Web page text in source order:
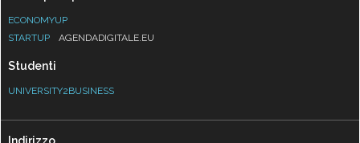
ECONOMYUP
STARTUP
AGENDADIGITALE.EU
Studenti
UNIVERSITY2BUSINESS